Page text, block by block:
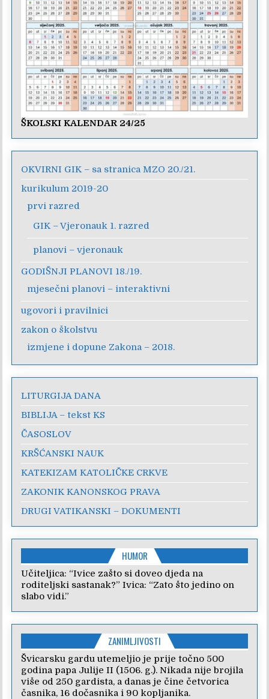
ŠKOLSKI KALENDAR 24/25
OKVIRNI GIK – sa stranica MZO 20./21.
kurikulum 2019-20
prvi razred
GIK – Vjeronauk 1. razred
planovi – vjeronauk
GODIŠNJI PLANOVI 18./19.
mjesečni planovi – interaktivni
ugovori i pravilnici
zakon o školstvu
izmjene i dopune Zakona – 2018.
LITURGIJA DANA
BIBLIJA – tekst KS
ČASOSLOV
KRŠĆANSKI NAUK
KATEKIZAM KATOLIČKE CRKVE
ZAKONIK KANONSKOG PRAVA
DRUGI VATIKANSKI – DOKUMENTI
HUMOR
Učiteljica: “Ivice zašto si doveo djeda na
roditeljski sastanak?” Ivica: “Zato što jedino on
slabo vidi.”
ZANIMLJIVOSTI
Švicarsku gardu utemeljio je prije točno 500
godina papa Julije II (1506. g.). Nikada nije brojila
više od 250 gardista, a danas je čine četvorica
časnika, 16 dočasnika i 90 kopljanika.